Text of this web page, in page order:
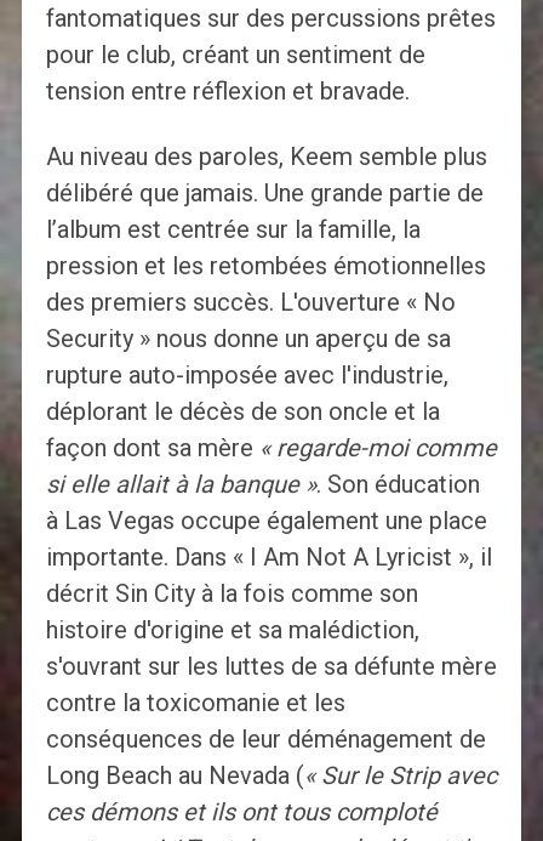
fantomatiques sur des percussions prêtes
pour le club, créant un sentiment de
tension entre réflexion et bravade.
Au niveau des paroles, Keem semble plus
délibéré que jamais. Une grande partie de
l’album est centrée sur la famille, la
pression et les retombées émotionnelles
des premiers succès. L'ouverture « No
Security » nous donne un aperçu de sa
rupture auto-imposée avec l'industrie,
déplorant le décès de son oncle et la
façon dont sa mère « regarde-moi comme
si elle allait à la banque ». Son éducation
à Las Vegas occupe également une place
importante. Dans « I Am Not A Lyricist », il
décrit Sin City à la fois comme son
histoire d'origine et sa malédiction,
s'ouvrant sur les luttes de sa défunte mère
contre la toxicomanie et les
conséquences de leur déménagement de
Long Beach au Nevada (« Sur le Strip avec
ces démons et ils ont tous comploté